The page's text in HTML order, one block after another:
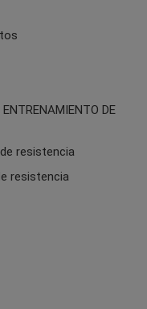
DE
resistencia
resistencia